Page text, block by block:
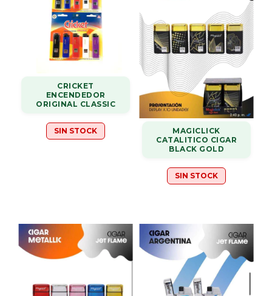
CRICKET
ENCENDEDOR
ORIGINAL CLASSIC
SIN STOCK
MAGICLICK
CATALITICO CIGAR
BLACK GOLD
SIN STOCK